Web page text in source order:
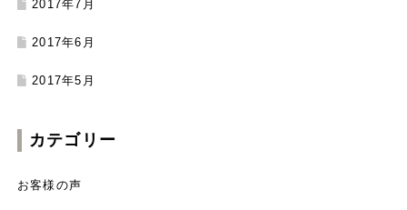
2017年7月
2017年6月
2017年5月
カテゴリー
お客様の声